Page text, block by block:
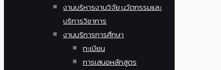
งานบริหารงานวิจัย นวัตกรรมและ
บริการวิชาการ
งานบริการการศึกษา
ทะเบียน
การเสนอหลักสูตร